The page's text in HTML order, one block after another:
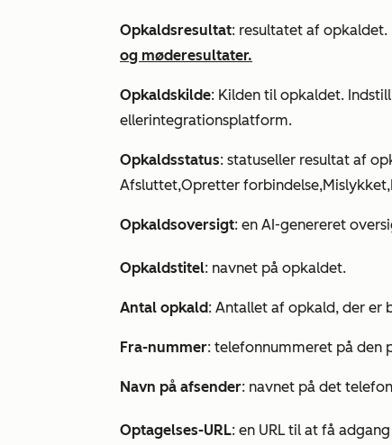
Opkaldsresultat: resultatet af opkaldet.
og møderesultater.
Opkaldskilde: Kilden til opkaldet.
ellerintegrationsplatform.
Opkaldsstatus: statuseller resultat af
Afsluttet,Opretter forbindelse,Mislykket,
Opkaldsoversigt: en AI-genereret
Opkaldstitel: navnet på opkaldet.
Antal opkald: Antallet af opkald, der er
Fra-nummer: telefonnummeret på den
Navn på afsender: navnet på det
Optagelses-URL: en URL til at få